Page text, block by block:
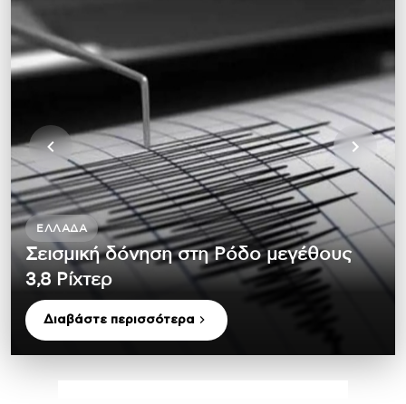
ΕΛΛΆΔΑ
Σεισμική δόνηση στη Ρόδο μεγέθους
3,8 Ρίχτερ
Διαβάστε περισσότερα